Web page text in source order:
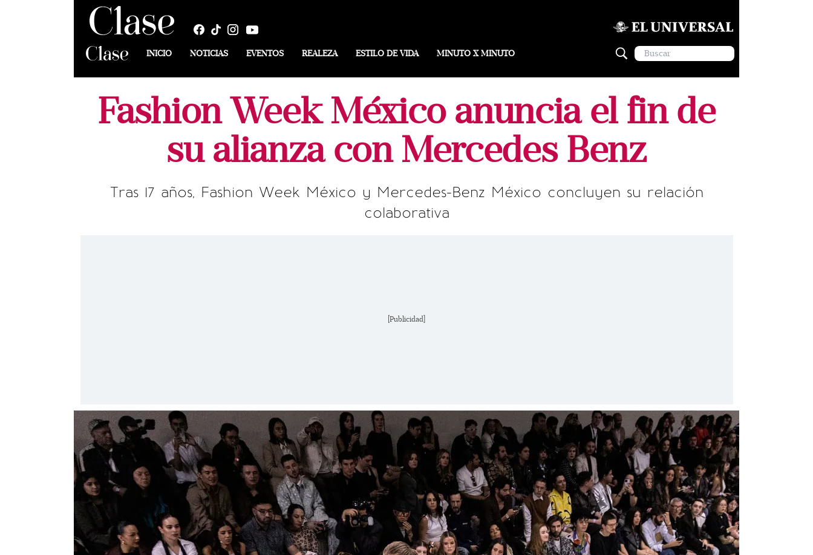
INICIO NOTICIAS EVENTOS REALEZA ESTILO DE VIDA MINUTO X MINUTO
Fashion Week México anuncia el fin de
su alianza con Mercedes Benz
Tras 17 años, Fashion Week México y Mercedes-Benz México concluyen su relación
colaborativa
[Publicidad]